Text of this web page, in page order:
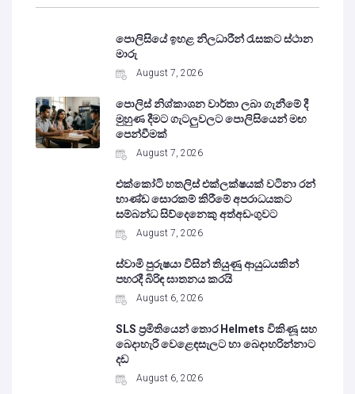
පොලිසියේ ඉහළ නිලධාරීන් රැසකට ස්ථාන
මාරු
August 7, 2026
පොලිස් නිශ්කාශන වාර්තා ලබා ගැනීමේ දී
මුහුණ දීමට ගැටලුවලට පොලිසියෙන් මඟ
පෙන්වීමක්
August 7, 2026
එක්කෝටි හතලිස් එක්ලක්ෂයක් වටිනා රන්
භාණ්ඩ සොරකම් කිරීමේ අපරාධයකට
සම්බන්ධ සිව්දෙනෙකු අත්අඩංගුවට
August 7, 2026
ස්වාමි පුරුෂයා විසින් තියුණු ආයුධයකින්
පහරදී බිරිඳ ඝාතනය කරයි
August 6, 2026
SLS ප්‍රමිතියෙන් තොර Helmets විකිණූ සහ
බෙදාහැරි වෙළෙඳසැලට හා බෙදාහරින්නාට
දඩ
August 6, 2026